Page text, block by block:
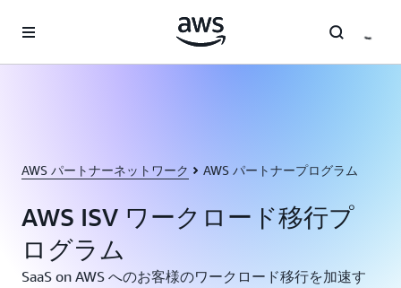
AWS パートナーネットワーク AWS パートナープログラム
AWS ISV ワークロード移行プ
ログラム
SaaS on AWS へのお客様のワークロード移行を加速す